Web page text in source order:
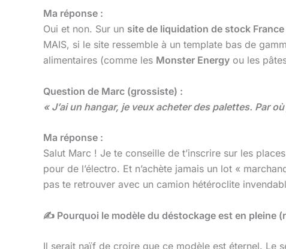
Ma réponse :
Oui et non. Sur un site de liquidation de stock France
MAIS, si le site ressemble à un template bas de
alimentaires (comme les Monster Energy ou les
Question de Marc (grossiste) :
« J’ai un hangar, je veux acheter des palettes. Par
Ma réponse :
Salut Marc ! Je te conseille de t’inscrire sur les
pour de l’électro. Et n’achète jamais un lot «
pas te retrouver avec un camion hétéroclite
✍️ Pourquoi le modèle du déstockage est en pleine
Il serait naïf de croire que ce modèle est éternel. Le